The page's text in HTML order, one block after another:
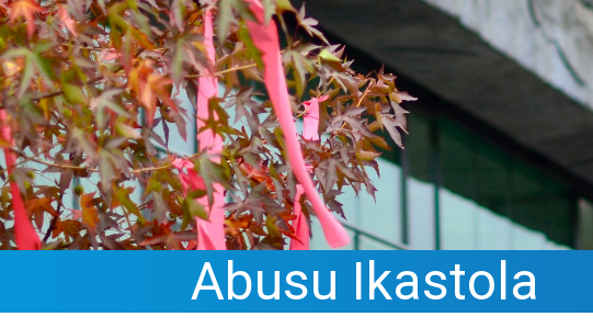
Abusu Ikastola